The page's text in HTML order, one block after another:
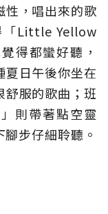
性，唱出來的歌
「Little Yellow
得都蠻好聽，
夏日午後你坐在
舒服的歌曲；班
則帶著點空靈
步仔細聆聽。